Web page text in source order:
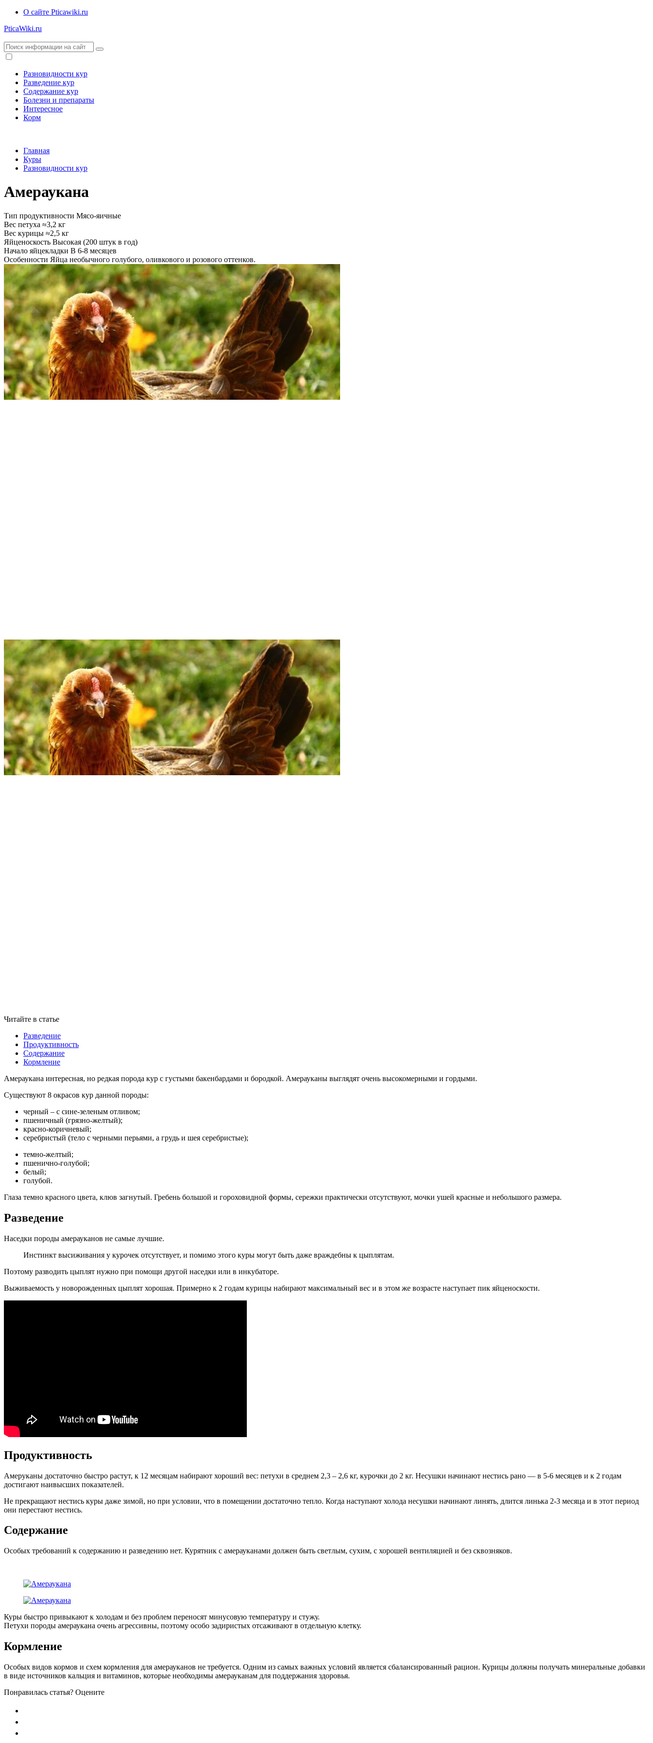
О сайте Pticawiki.ru
PticaWiki.ru
Разновидности кур
Разведение кур
Содержание кур
Болезни и препараты
Интересное
Корм
Главная
Куры
Разновидности кур
Амераукана
Тип продуктивности Мясо-яичные
Вес петуха ≈3,2 кг
Вес курицы ≈2,5 кг
Яйценоскость Высокая (200 штук в год)
Начало яйцекладки В 6-8 месяцев
Особенности Яйца необычного голубого, оливкового и розового оттенков.
Читайте в статье
Разведение
Продуктивность
Содержание
Кормление
Амераукана интересная, но редкая порода кур с густыми бакенбардами и бородкой. Амерауканы выглядят очень высокомерными и гордыми.
Существуют 8 окрасов кур данной породы:
черный – с сине-зеленым отливом;
пшеничный (грязно-желтый);
красно-коричневый;
серебристый (тело с черными перьями, а грудь и шея серебристые);
темно-желтый;
пшенично-голубой;
белый;
голубой.
Глаза темно красного цвета, клюв загнутый. Гребень большой и гороховидной формы, сережки практически отсутствуют, мочки ушей красные и небольшого размера.
Разведение
Наседки породы амерауканов не самые лучшие.
Инстинкт высиживания у курочек отсутствует, и помимо этого куры могут быть даже враждебны к цыплятам.
Поэтому разводить цыплят нужно при помощи другой наседки или в инкубаторе.
Выживаемость у новорожденных цыплят хорошая. Примерно к 2 годам курицы набирают максимальный вес и в этом же возрасте наступает пик яйценоскости.
Продуктивность
Амеруканы достаточно быстро растут, к 12 месяцам набирают хороший вес: петухи в среднем 2,3 – 2,6 кг, курочки до 2 кг. Несушки начинают нестись рано — в 5-6 месяцев и к 2 годам
достигают наивысших показателей.
Не прекращают нестись куры даже зимой, но при условии, что в помещении достаточно тепло. Когда наступают холода несушки начинают линять, длится линька 2-3 месяца и в этот период
они перестают нестись.
Содержание
Особых требований к содержанию и разведению нет. Курятник с амерауканами должен быть светлым, сухим, с хорошей вентиляцией и без сквозняков.
Куры быстро привыкают к холодам и без проблем переносят минусовую температуру и стужу.
Петухи породы амераукана очень агрессивны, поэтому особо задиристых отсаживают в отдельную клетку.
Кормление
Особых видов кормов и схем кормления для амерауканов не требуется. Одним из самых важных условий является сбалансированный рацион. Курицы должны получать минеральные добавки
в виде источников кальция и витаминов, которые необходимы амерауканам для поддержания здоровья.
Понравилась статья? Оцените